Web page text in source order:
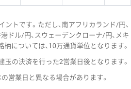
トです。ただし、南アフリカランド/円、
ドル/円、スウェーデンクローナ/円、メキ
については、10万通貨単位となります。
玉の決済を行った2営業日後となります。
営業日と異なる場合があります。